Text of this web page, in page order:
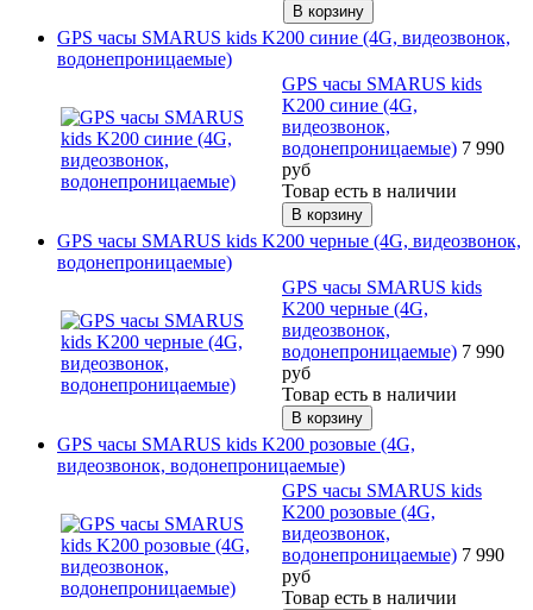
GPS часы SMARUS kids K200 синие (4G, видеозвонок,
водонепроницаемые)
GPS часы SMARUS kids
K200 синие (4G,
видеозвонок,
водонепроницаемые) 7 990
руб
Товар есть в наличии
GPS часы SMARUS kids K200 черные (4G, видеозвонок,
водонепроницаемые)
GPS часы SMARUS kids
K200 черные (4G,
видеозвонок,
водонепроницаемые) 7 990
руб
Товар есть в наличии
GPS часы SMARUS kids K200 розовые (4G,
видеозвонок, водонепроницаемые)
GPS часы SMARUS kids
K200 розовые (4G,
видеозвонок,
водонепроницаемые) 7 990
руб
Товар есть в наличии